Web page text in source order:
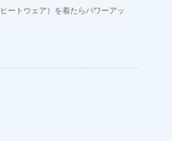
ートウェア）を着たらパワーアッ